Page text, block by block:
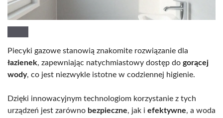
Piecyki gazowe stanowią znakomite rozwiązanie dla
łazienek, zapewniając natychmiastowy dostęp do gorącej
wody, co jest niezwykle istotne w codziennej higienie.
Dzięki innowacyjnym technologiom korzystanie z tych
urządzeń jest zarówno bezpieczne, jak i efektywne, a woda